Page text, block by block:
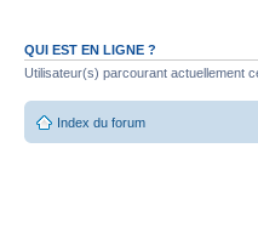
QUI EST EN LIGNE ?
Utilisateur(s) parcourant actuellement
Index du forum